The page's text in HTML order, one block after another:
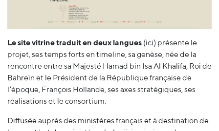
Le site vitrine traduit en deux langues (ici) présente le
projet, ses temps forts en timeline, sa genèse, née de la
rencontre entre sa Majesté Hamad bin Isa Al Khalifa, Roi de
Bahreïn et le Président de la République française de
l’époque, François Hollande, ses axes stratégiques, ses
réalisations et le consortium.
Diffusée auprès des ministères français et à destination de